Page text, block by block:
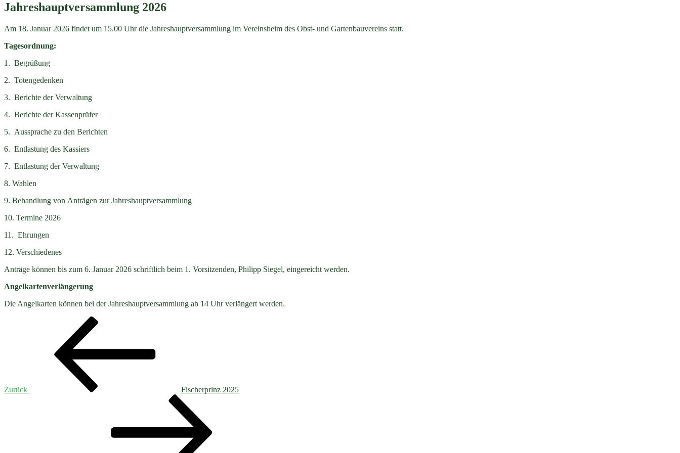
Jahreshauptversammlung 2026
Am 18. Januar 2026 findet um 15.00 Uhr die Jahreshauptversammlung im Vereinsheim des Obst- und Gartenbauvereins statt.
Tagesordnung:
1. Begrüßung
2. Totengedenken
3. Berichte der Verwaltung
4. Berichte der Kassenprüfer
5. Aussprache zu den Berichten
6. Entlastung des Kassiers
7. Entlastung der Verwaltung
8. Wahlen
9. Behandlung von Anträgen zur Jahreshauptversammlung
10. Termine 2026
11. Ehrungen
12. Verschiedenes
Anträge können bis zum 6. Januar 2026 schriftlich beim 1. Vorsitzenden, Philipp Siegel, eingereicht werden.
Angelkartenverlängerung
Die Angelkarten können bei der Jahreshauptversammlung ab 14 Uhr verlängert werden.
Beitragsnavigation
Zurück
Fischerprinz 2025